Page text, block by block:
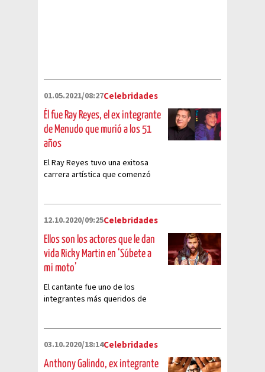
01.05.2021/08:27Celebridades
Él fue Ray Reyes, el ex integrante
de Menudo que murió a los 51
años
El Ray Reyes tuvo una exitosa
carrera artística que comenzó
12.10.2020/09:25Celebridades
Ellos son los actores que le dan
vida Ricky Martin en ‘Súbete a
mi moto’
El cantante fue uno de los
integrantes más queridos de
03.10.2020/18:14Celebridades
Anthony Galindo, ex integrante